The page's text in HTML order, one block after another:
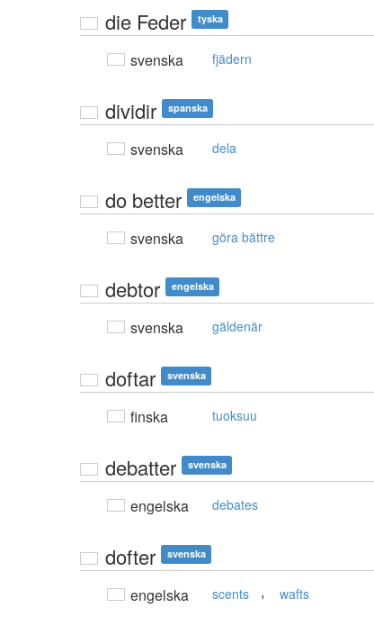
die Feder tyska
svenska fjädern
dividir spanska
svenska dela
do better engelska
svenska göra bättre
debtor engelska
svenska gäldenär
doftar svenska
finska tuoksuu
debatter svenska
engelska debates
dofter svenska
engelska scents , wafts